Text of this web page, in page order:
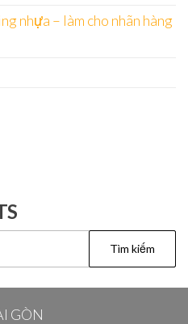
nhựa – làm cho nhãn hàng
GÒN